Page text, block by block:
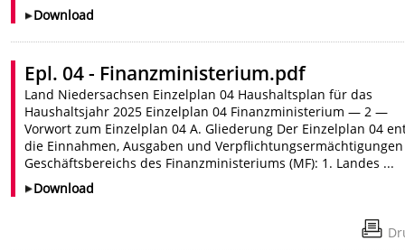
Download
Epl. 04 - Finanzministerium.pdf
Land Niedersachsen Einzelplan 04 Haushaltsplan für das
Haushaltsjahr 2025 Einzelplan 04 Finanzministerium — 2 —
Vorwort zum Einzelplan 04 A. Gliederung Der Einzelplan 04
die Einnahmen, Ausgaben und
Geschäftsbereichs des Finanzministeriums (MF): 1. Landes ...
Download